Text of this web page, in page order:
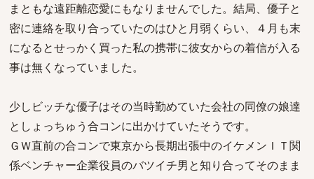
まともな遠距離恋愛にもなりませんでした。結局、優子と
密に連絡を取り合っていたのはひと月弱くらい、４月も末
になるとせっかく買った私の携帯に彼女からの着信が入る
事は無くなっていました。
少しビッチな優子はその当時勤めていた会社の同僚の娘達
としょっちゅう合コンに出かけていたそうです。
ＧＷ直前の合コンで東京から長期出張中のイケメンＩＴ関
係ベンチャー企業役員のバツイチ男と知り合ってそのまま